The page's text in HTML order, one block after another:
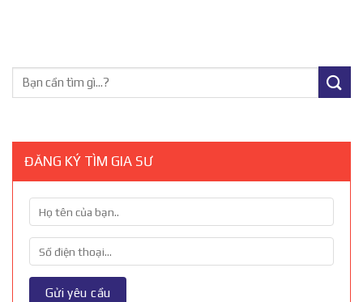
ĐĂNG KÝ TÌM GIA SƯ